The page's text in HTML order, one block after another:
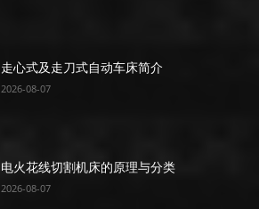
走心式及走刀式自动车床简介
2026-08-07
电火花线切割机床的原理与分类
2026-08-07